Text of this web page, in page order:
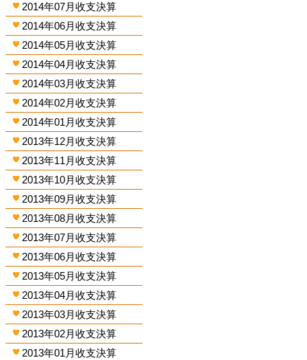
2014年07月收支決算
2014年06月收支決算
2014年05月收支決算
2014年04月收支決算
2014年03月收支決算
2014年02月收支決算
2014年01月收支決算
2013年12月收支決算
2013年11月收支決算
2013年10月收支決算
2013年09月收支決算
2013年08月收支決算
2013年07月收支決算
2013年06月收支決算
2013年05月收支決算
2013年04月收支決算
2013年03月收支決算
2013年02月收支決算
2013年01月收支決算